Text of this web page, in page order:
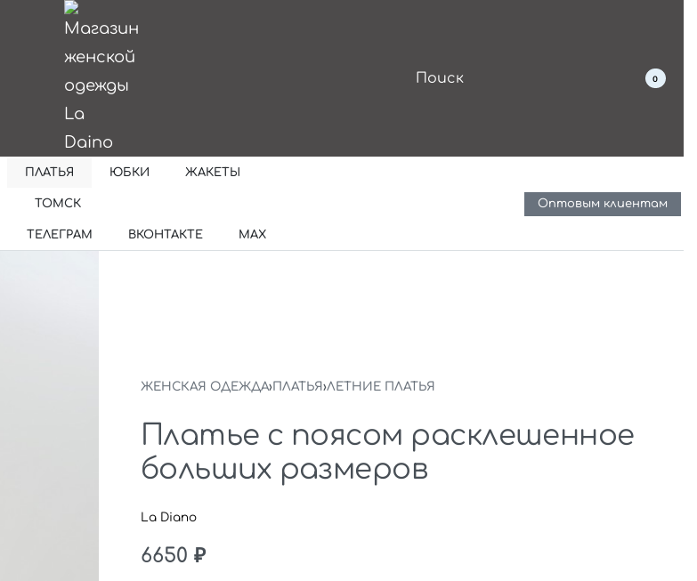
0
ПЛАТЬЯ ЮБКИ ЖАКЕТЫ
ТОМСК
ТЕЛЕГРАМ ВКОНТАКТЕ MAX
Оптовым клиентам
ЖЕНСКАЯ ОДЕЖДА›ПЛАТЬЯ ›ЛЕТНИЕ ПЛАТЬЯ
Платье с поясом расклешенное
больших размеров
La Diano
6650 ₽